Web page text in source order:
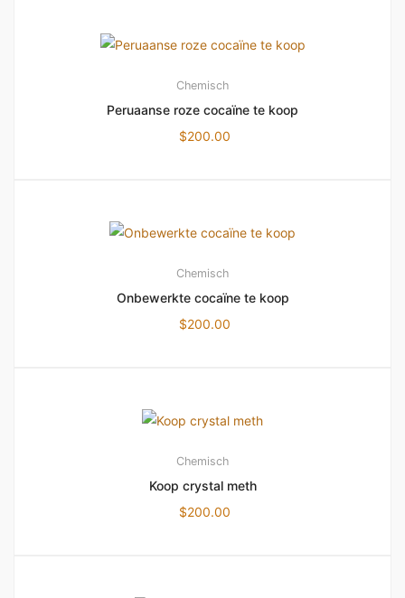
Chemisch
Peruaanse roze cocaïne te koop
$200.00
Chemisch
Onbewerkte cocaïne te koop
$200.00
Chemisch
Koop crystal meth
$200.00